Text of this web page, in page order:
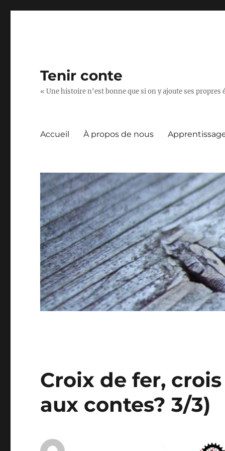
Tenir conte
« Une histoire n'est bonne que si on y ajoute ses propres
Accueil À propos de nous
Croix de fer,
aux contes? 3/3)